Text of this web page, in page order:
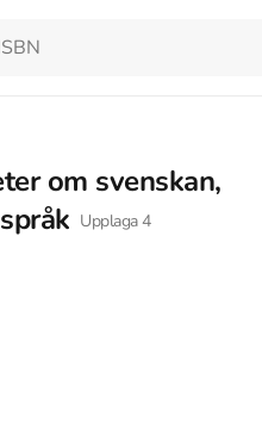
om svenskan,
Upplaga4